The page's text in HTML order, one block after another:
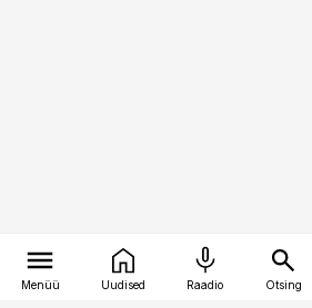
Menüü Uudised Raadio Otsing